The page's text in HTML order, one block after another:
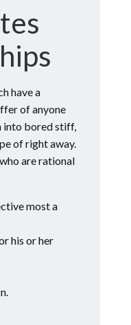
have a
of anyone
into bored stiff,
of right away.
are rational
most a
his or her